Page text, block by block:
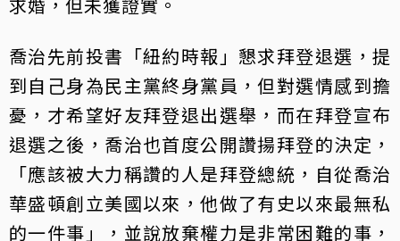
喬治先前投書「紐約時報」懇求拜登退選，提
到自己身為民主黨終身黨員，但對選情感到擔
憂，才希望好友拜登退出選舉，而在拜登宣布
退選之後，喬治也首度公開讚揚拜登的決定，
「應該被大力稱讚的人是拜登總統，自從喬治
華盛頓創立美國以來，他做了有史以來最無私
的一件事」，並說放棄權力是非常困難的事，